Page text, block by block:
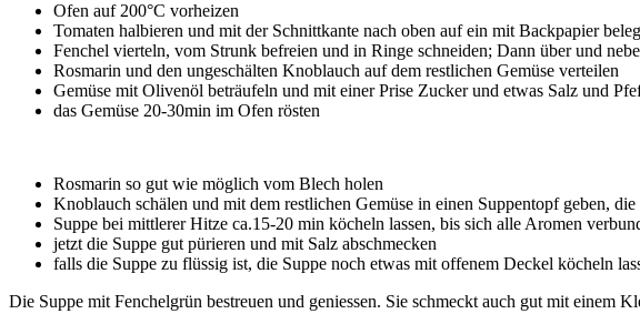
Ofen auf 200°C vorheizen
Tomaten halbieren und mit der Schnittkante nach oben auf ein mit Backpapier
Fenchel vierteln, vom Strunk befreien und in Ringe schneiden; Dann über und
Rosmarin und den ungeschälten Knoblauch auf dem restlichen Gemüse verteilen
Gemüse mit Olivenöl beträufeln und mit einer Prise Zucker und etwas Salz und
das Gemüse 20-30min im Ofen rösten
Rosmarin so gut wie möglich vom Blech holen
Knoblauch schälen und mit dem restlichen Gemüse in einen Suppentopf geben,
Suppe bei mittlerer Hitze ca.15-20 min köcheln lassen, bis sich alle Aromen
jetzt die Suppe gut pürieren und mit Salz abschmecken
falls die Suppe zu flüssig ist, die Suppe noch etwas mit offenem Deckel köcheln
Die Suppe mit Fenchelgrün bestreuen und geniessen. Sie schmeckt auch gut mit einem